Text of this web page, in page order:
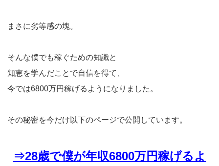
まさに劣等感の塊。
そんな僕でも稼ぐための知識と
知恵を学んだことで自信を得て、
今では6800万円稼げるようになりました。
その秘密を今だけ以下のページで公開しています。
⇒28歳で僕が年収6800万円稼げるよ